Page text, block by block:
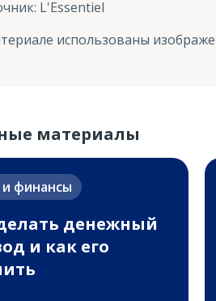
: L'Essentiel
использованы
материалы
и финансы
денежный
и как его